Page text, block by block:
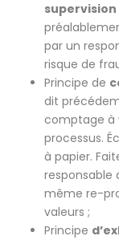
supervision
par un
risque de
Principe de
dit
comptage à
processus.
à papier.
responsable
même re-
valeurs ;
Principe